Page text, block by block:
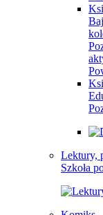
Lektury,
Szkoła